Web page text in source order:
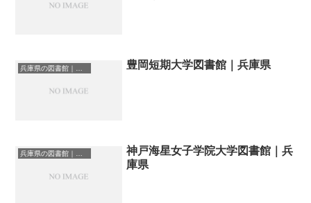
豊岡短期大学図書館｜兵庫県
兵庫県の図書館｜勉強できる場所
神戸海星女子学院大学図書館｜兵
庫県